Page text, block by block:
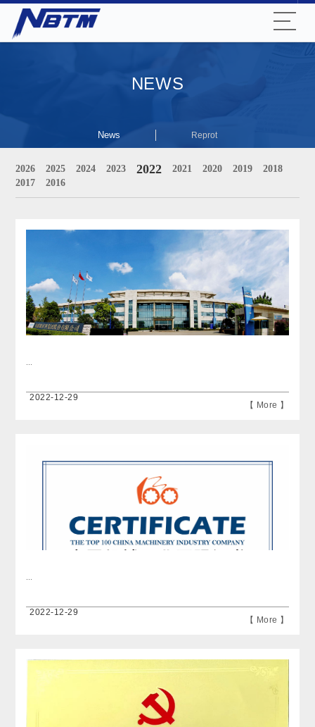
NEWS
News Reprot
2026 2025 2024 2023 2022 2021 2020 2019
2018
2017
2016
2022-12-29
【 More 】
2022-12-29
【 More 】